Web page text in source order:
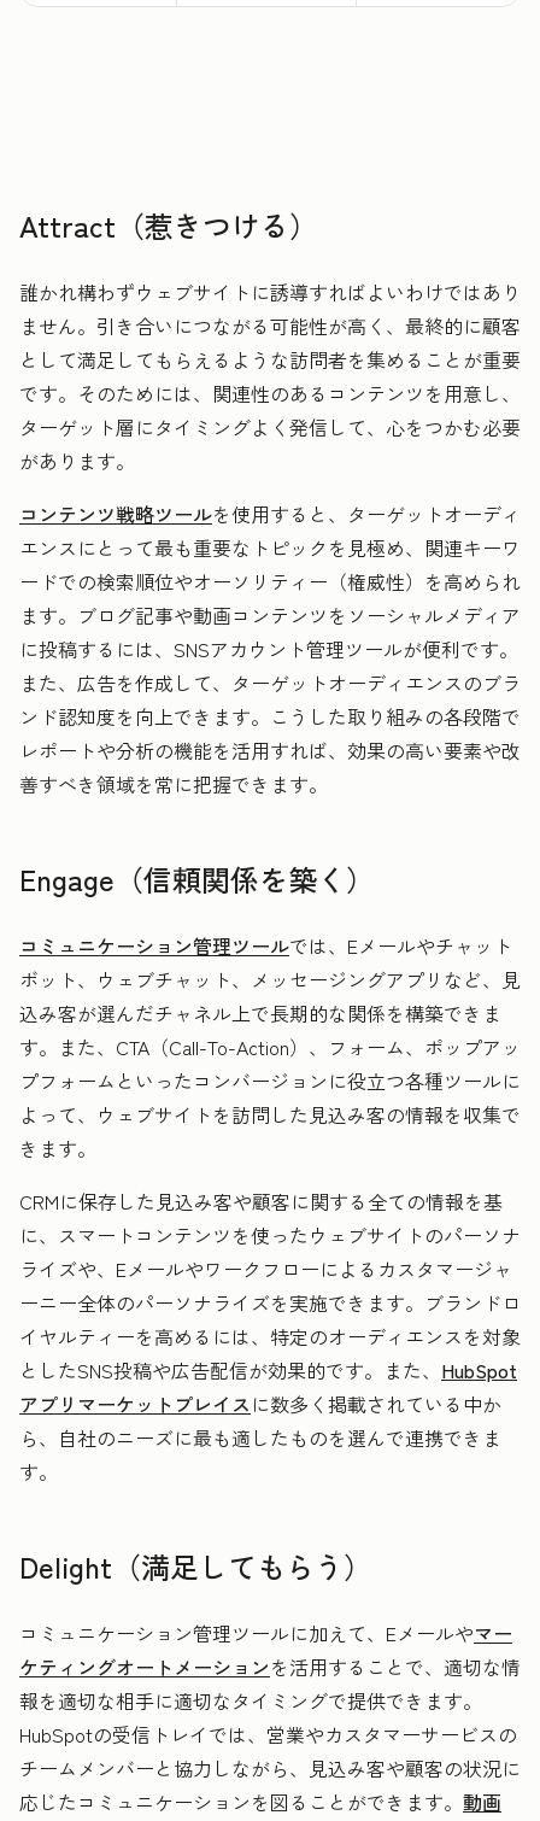
Attract（惹きつける）
誰かれ構わずウェブサイトに誘導すればよいわけではあり
ません。 引き合いにつながる可能性が高く、最終的に顧客
として満足してもらえるような訪問者を集めることが重要
です。そのためには、関連性のあるコンテンツを用意し、
ターゲット層にタイミングよく発信して、心をつかむ必要
があります。
コンテンツ戦略ツールを使用すると、ターゲットオーディ
エンスにとって最も重要なトピックを見極め、関連キーワ
ードでの検索順位やオーソリティー（権威性）を高められ
ます。ブログ記事や動画コンテンツをソーシャルメディア
に投稿するには、SNSアカウント管理ツールが便利です。
また、広告を作成して、ターゲットオーディエンスのブラ
ンド認知度を向上できます。こうした取り組みの各段階で
レポートや分析の機能を活用すれば、効果の高い要素や改
善すべき領域を常に把握できます。
Engage（信頼関係を築く）
コミュニケーション管理ツールでは、Eメールやチャット
ボット、ウェブチャット、メッセージングアプリなど、見
込み客が選んだチャネル上で長期的な関係を構築できま
す。また、CTA（Call-To-Action）、フォーム、ポップアッ
プフォームといったコンバージョンに役立つ各種ツールに
よって、ウェブサイトを訪問した見込み客の情報を収集で
きます。
CRMに保存した見込み客や顧客に関する全ての情報を基
に、スマートコンテンツを使ったウェブサイトのパーソナ
ライズや、Eメールやワークフローによるカスタマージャ
ーニー全体のパーソナライズを実施できます。ブランドロ
イヤルティーを高めるには、特定のオーディエンスを対象
としたSNS投稿や広告配信が効果的です。また、 HubSpot
アプリマーケットプレイス に数多く掲載されている中か
ら、自社のニーズに最も適したものを選んで連携できま
す。
Delight（満足してもらう）
コミュニケーション管理ツールに加えて、Eメールやマー
ケティングオートメーションを活用することで、適切な情
報を適切な相手に適切なタイミングで提供できます。
HubSpotの受信トレイでは、営業やカスタマーサービスの
チームメンバーと協力しながら、見込み客や顧客の状況に
応じたコミュニケーションを図ることができます。 動画